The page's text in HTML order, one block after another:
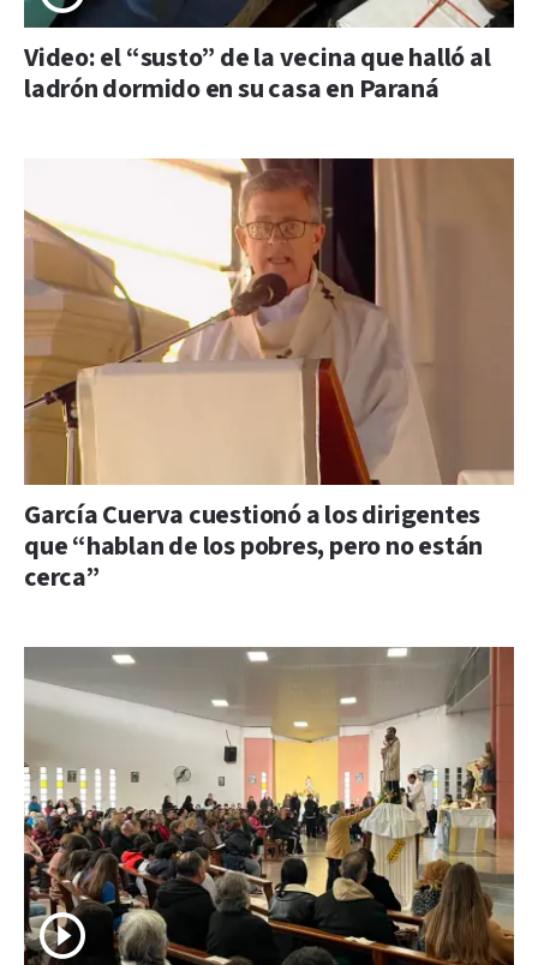
Video: el “susto” de la vecina que halló al
ladrón dormido en su casa en Paraná
García Cuerva cuestionó a los dirigentes
que “hablan de los pobres, pero no están
cerca”